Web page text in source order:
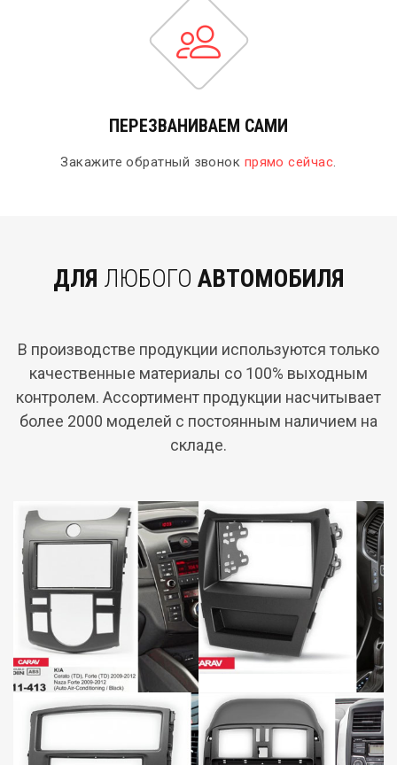
ПЕРЕЗВАНИВАЕМ САМИ
Закажите обратный звонок прямо сейчас.
ДЛЯ ЛЮБОГО АВТОМОБИЛЯ
В производстве продукции используются только
качественные материалы со 100% выходным
контролем. Ассортимент продукции насчитывает
более 2000 моделей c постоянным наличием на
складе.